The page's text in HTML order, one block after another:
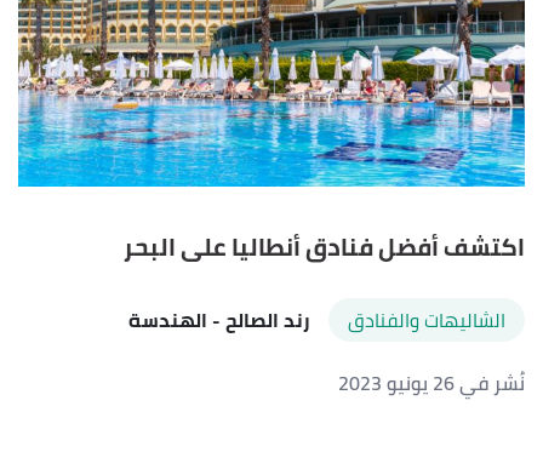
اكتشف أفضل فنادق أنطاليا على البحر
الشاليهات والفنادق رند الصالح- الهندسة
نُشر في 26 يونيو 2023